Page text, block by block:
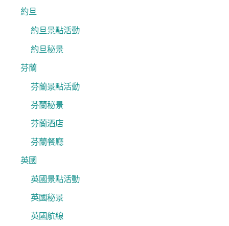
約旦
約旦景點活動
約旦秘景
芬蘭
芬蘭景點活動
芬蘭秘景
芬蘭酒店
芬蘭餐廳
英國
英國景點活動
英國秘景
英國航線